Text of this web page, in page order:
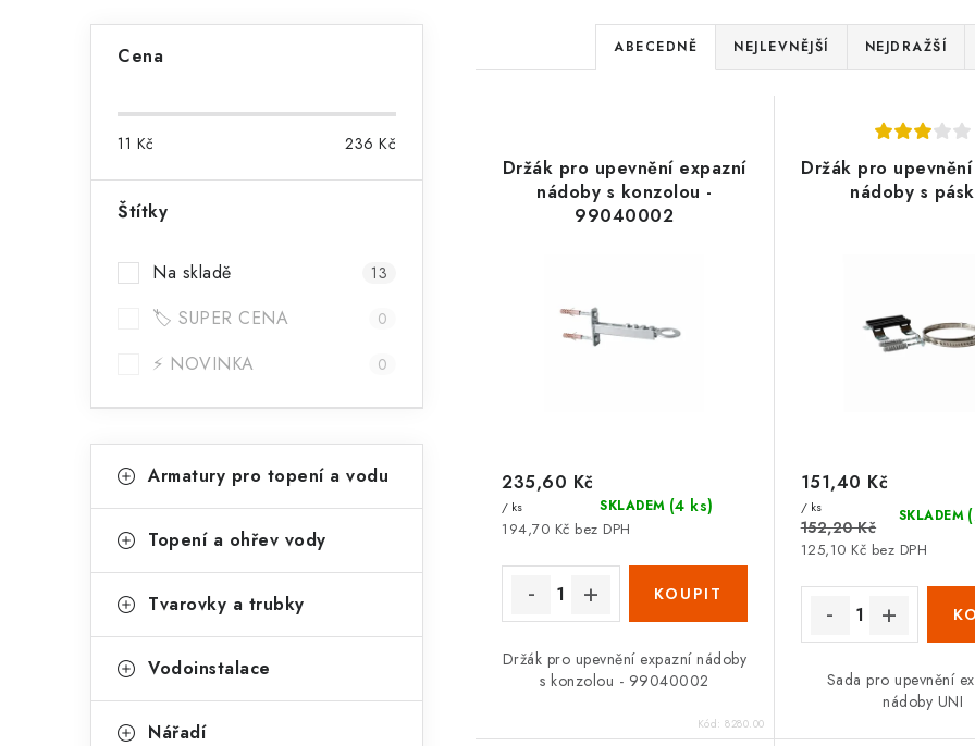
t
p
a
n
l
Cena
11 Kč 236 Kč
Štítky
Na skladě 13
🏷️ SUPER CENA 0
⚡ NOVINKA 0
kategorie
a
e
o
i
Armatury pro topení a vodu
Topení a ohřev vody
Tvarovky a trubky
Vodoinstalace
Nářadí
Ř
a
e
n
r
k
t
ů
ABECEDNĚ NEJLEVNĚJŠÍ NEJDRAŽŠÍ
Držák pro upevnění expazní
nádoby s konzolou -
99040002
SKLADEM (4 ks)
194,70 Kč bez DPH
235,60 Kč
/ ks
Držák pro upevnění expazní nádoby
s konzolou - 99040002
Kód:8280.00
Držák pro
nádoby s
SKLADEM
125,10 Kč bez DPH
151,40 Kč
/ ks
152,20 Kč
Sada pro upevnění
nádoby UNI